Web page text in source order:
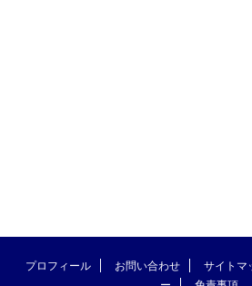
プロフィール お問い合わせ サイトマ